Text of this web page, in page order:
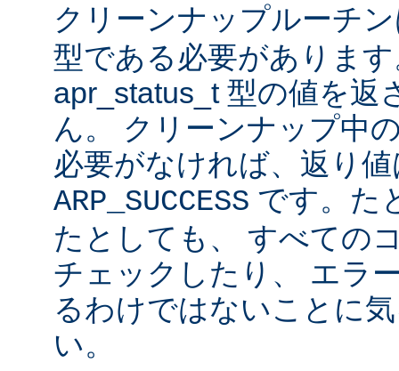
クリーンナップルーチ
型である必要がありま
apr_status_t 型の値を返
ん。 クリーンナップ中
必要がなければ、返り
ARP_SUCCESS です。た
たとしても、 すべての
チェックしたり、 エラ
るわけではないことに
い。